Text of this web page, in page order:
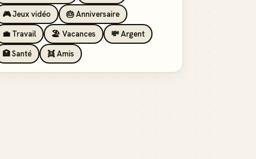
🎮 Jeux vidéo
🎂 Anniversaire
💼 Travail
🏖️ Vacances
💸 Argent
🏥 Santé
👯 Amis